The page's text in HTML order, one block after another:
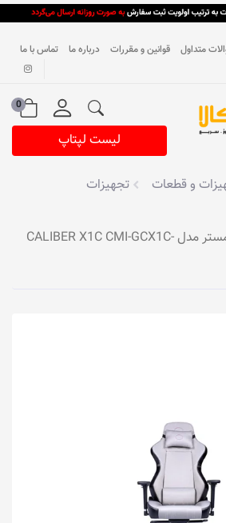
متداول قوانین و مقررات درباره ما تماس با ما
0
لیست لپتاپ
و قطعات
تجهیزات
صندلی گیمینگ کولرمستر مدل CALIBER X1C CMI-GCX1C-